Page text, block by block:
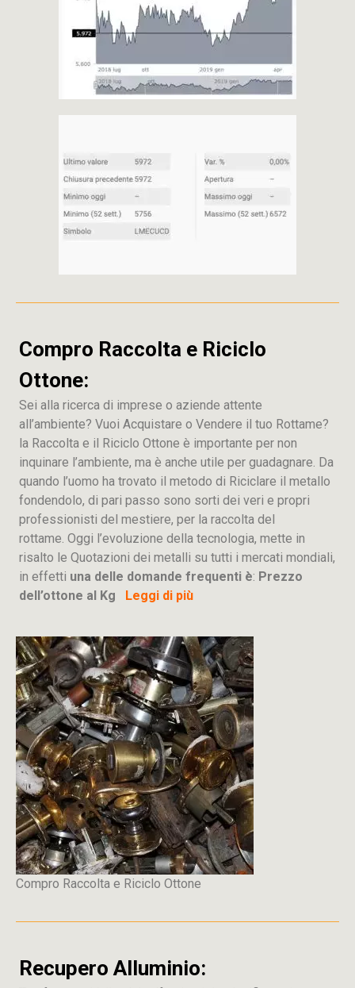
Compro Raccolta e Riciclo
Ottone:
Sei alla ricerca di imprese o aziende attente
all’ambiente? Vuoi Acquistare o Vendere il tuo Rottame?
la Raccolta e il Riciclo Ottone è importante per non
inquinare l’ambiente, ma è anche utile per guadagnare. Da
quando l’uomo ha trovato il metodo di Riciclare il metallo
fondendolo, di pari passo sono sorti dei veri e propri
professionisti del mestiere, per la raccolta del
rottame. Oggi l’evoluzione della tecnologia, mette in
risalto le Quotazioni dei metalli su tutti i mercati mondiali,
in effetti una delle domande frequenti è: Prezzo
dell’ottone al Kg Leggi di più
Compro Raccolta e Riciclo Ottone
Recupero Alluminio: